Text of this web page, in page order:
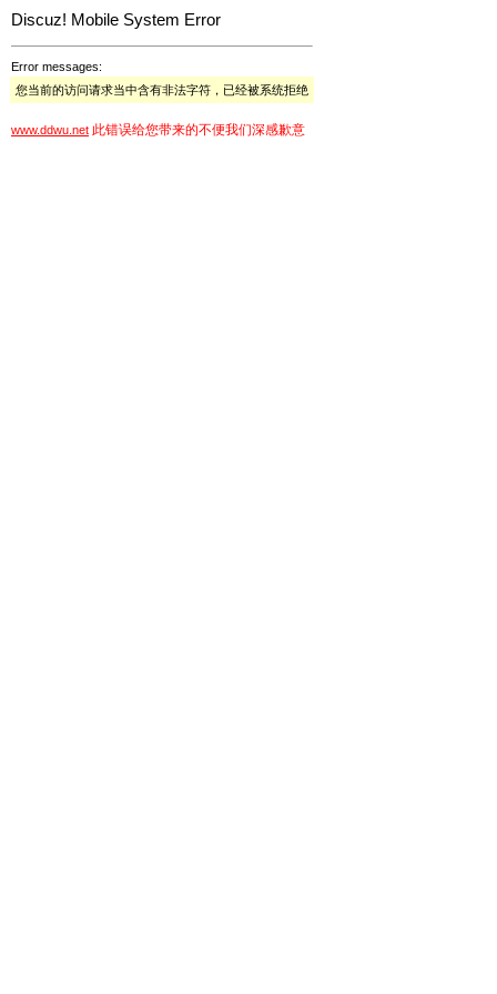
Discuz! Mobile System Error
Error messages:
您当前的访问请求当中含有非法字符，已经被系统拒绝
www.ddwu.net 此错误给您带来的不便我们深感歉意